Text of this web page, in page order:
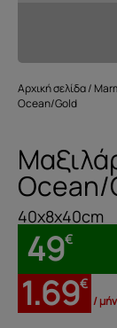
Αρχική σελίδα/
Ocean/Gold
Ocean/
40x8x40cm
49€
1.69€
/